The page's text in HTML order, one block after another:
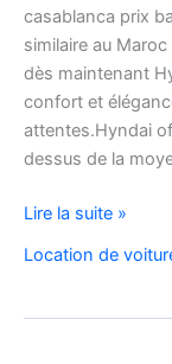
casablanca prix
similaire au
dès maintenant
confort et
attentes.Hyndai
dessus de la
location
casablanca
bas
Lire la suite »
Location de